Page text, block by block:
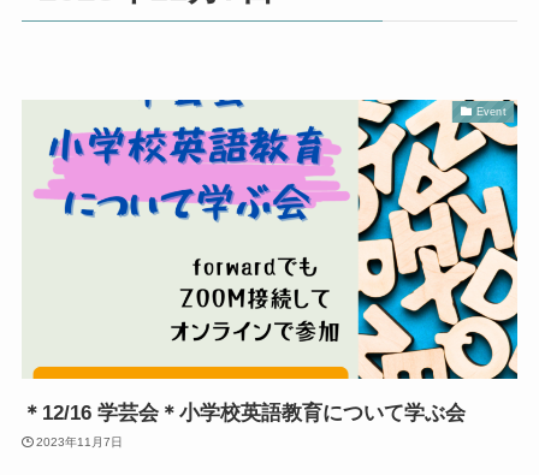
Event
＊12/16 学芸会＊小学校英語教育について学ぶ会
2023年11月7日